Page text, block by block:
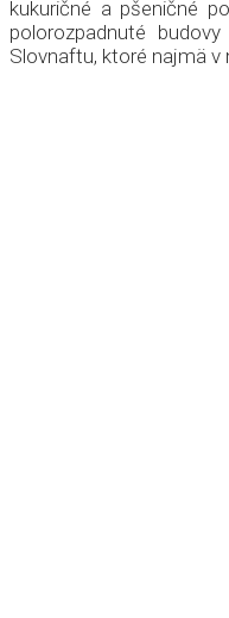
kukuričné a pšeničné
polorozpadnuté
Slovnaftu, ktoré najmä v